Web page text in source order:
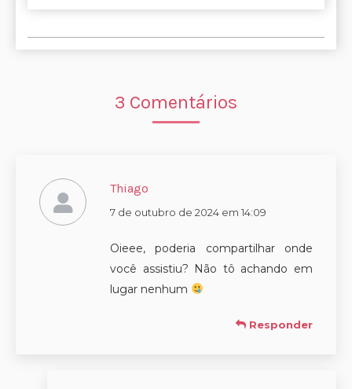
3 Comentários
Thiago
disse:
7 de outubro de 2024 em 14:09
Oieee, poderia compartilhar onde
você assistiu? Não tô achando em
lugar nenhum
Responder